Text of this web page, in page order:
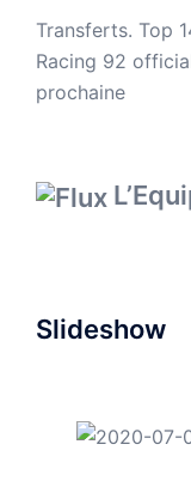
Transferts. Top
Racing 92
prochaine
Slideshow